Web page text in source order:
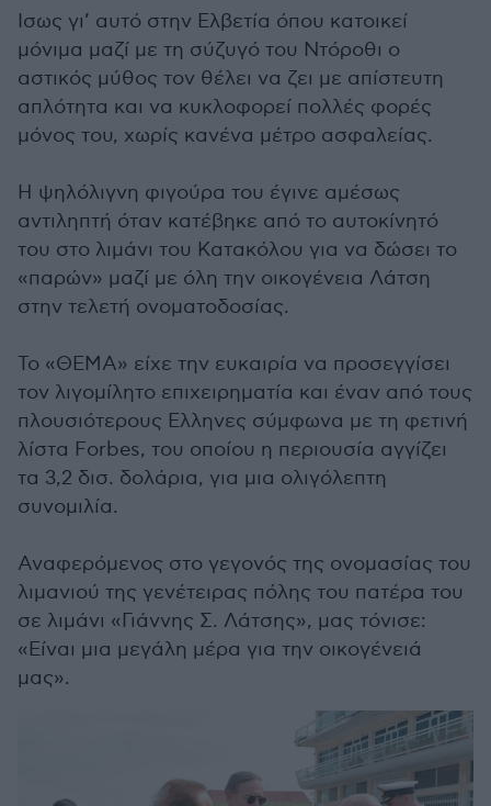
Ισως γι’ αυτό στην Ελβετία όπου κατοικεί
μόνιμα μαζί με τη σύζυγό του Ντόροθι ο
αστικός μύθος τον θέλει να ζει με απίστευτη
απλότητα και να κυκλοφορεί πολλές φορές
μόνος του, χωρίς κανένα μέτρο ασφαλείας.
Η ψηλόλιγνη φιγούρα του έγινε αμέσως
αντιληπτή όταν κατέβηκε από το αυτοκίνητό
του στο λιμάνι του Κατακόλου για να δώσει το
«παρών» μαζί με όλη την οικογένεια Λάτση
στην τελετή ονοματοδοσίας.
Το «ΘΕΜΑ» είχε την ευκαιρία να προσεγγίσει
τον λιγομίλητο επιχειρηματία και έναν από τους
πλουσιότερους Ελληνες σύμφωνα με τη φετινή
λίστα Forbes, του οποίου η περιουσία αγγίζει
τα 3,2 δισ. δολάρια, για μια ολιγόλεπτη
συνομιλία.
Αναφερόμενος στο γεγονός της ονομασίας του
λιμανιού της γενέτειρας πόλης του πατέρα του
σε λιμάνι «Γιάννης Σ. Λάτσης», μας τόνισε:
«Είναι μια μεγάλη μέρα για την οικογένειά
μας».